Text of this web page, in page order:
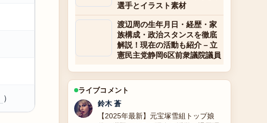
）
選手とイラスト素材
渡辺周の生年月日・経歴・家
族構成・政治スタンスを徹底
解説！現在の活動も紹介 – 立
憲民主党静岡6区前衆議院議員
ライブコメント
渡辺 結衣
大地康雄の現在と代表作｜年齢や結